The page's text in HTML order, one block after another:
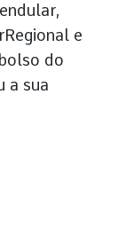
e
do
a sua